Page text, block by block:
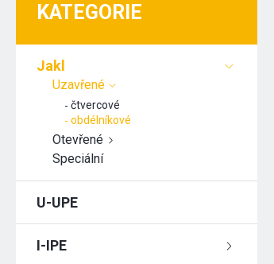
KATEGORIE
Jakl
Uzavřené
čtvercové
obdélníkové
Otevřené
Speciální
U-UPE
I-IPE